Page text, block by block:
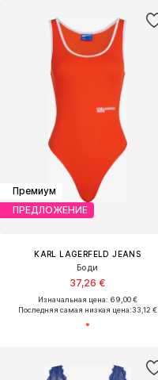
Премиум
ПРЕДЛОЖЕНИЕ
KARL LAGERFELD JEANS
Боди
37,26 €
Изначальная цена: 69,00 €
Последняя самая низкая цена:33,12 €